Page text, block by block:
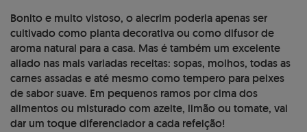
Bonito e muito vistoso, o alecrim poderia apenas ser
cultivado como planta decorativa ou como difusor de
aroma natural para a casa. Mas é também um excelente
aliado nas mais variadas receitas: sopas, molhos, todas as
carnes assadas e até mesmo como tempero para peixes
de sabor suave. Em pequenos ramos por cima dos
alimentos ou misturado com azeite, limão ou tomate, vai
dar um toque diferenciador a cada refeição!